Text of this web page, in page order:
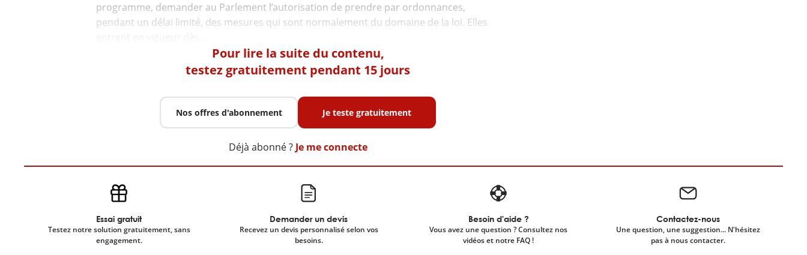
programme, demander au Parlement l’autorisation de prendre par ordonnances,
pendant un délai limité, des mesures qui sont normalement du domaine de la loi. Elles
Pour lire la suite du contenu,
testez gratuitement pendant 15 jours
Nos offres d'abonnement Je teste gratuitement
Déjà abonné ? Je me connecte
Essai gratuit
Testez notre solution gratuitement, sans
engagement.
Demander un devis
Recevez un devis personnalisé selon vos
besoins.
Besoin d'aide ?
Vous avez une question ? Consultez nos
vidéos et notre FAQ !
Contactez-nous
Une question, une suggestion... N'hésitez
pas à nous contacter.